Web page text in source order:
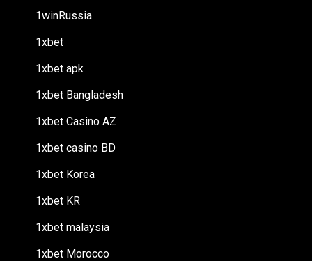
1winRussia
1xbet
1xbet apk
1xbet Bangladesh
1xbet Casino AZ
1xbet casino BD
1xbet Korea
1xbet KR
1xbet malaysia
1xbet Morocco